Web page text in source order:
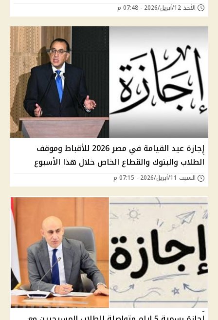
الأحد 12/أبريل/2026 - 07:48 م
إجازة عيد القيامة في مصر 2026 للأقباط وموقف
الطلاب والبنوك والقطاع الخاص خلال هذا الأسبوع
السبت 11/أبريل/2026 - 07:15 م